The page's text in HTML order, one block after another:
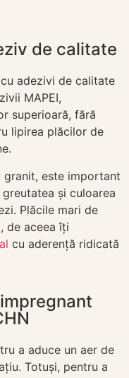
de calitate
adezivi de calitate
MAPEI,
superioară, fără
lipirea plăcilor de
granit, este important
și culoarea
Plăcile mari de
de aceea îți
cu aderență ridicată
a aduce un aer de
Totuși, pentru a